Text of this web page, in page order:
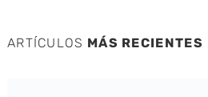
ARTÍCULOS MÁS RECIENTES